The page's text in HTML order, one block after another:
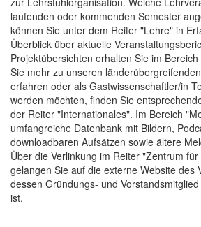
laufenden oder kommenden Semester
können Sie unter dem Reiter "Lehre" in
Überblick über aktuelle
Projektübersichten erhalten Sie im
Sie mehr zu unseren
erfahren oder als Gastwissenschaftler/in
werden möchten, finden Sie
der Reiter "Internationales". Im Bereich
umfangreiche Datenbank mit Bildern,
downloadbaren Aufsätzen sowie ältere
Über die Verlinkung im Reiter "Zentrum
gelangen Sie auf die externe Website des
dessen Gründungs- und
ist.